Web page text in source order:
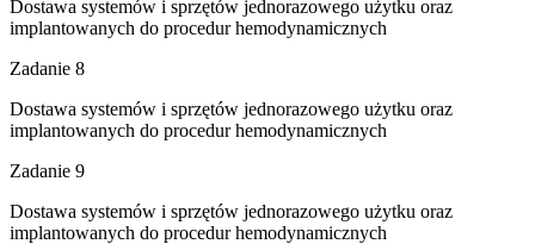
Dostawa systemów i sprzętów jednorazowego użytku oraz
implantowanych do procedur hemodynamicznych
Zadanie 8
Dostawa systemów i sprzętów jednorazowego użytku oraz
implantowanych do procedur hemodynamicznych
Zadanie 9
Dostawa systemów i sprzętów jednorazowego użytku oraz
implantowanych do procedur hemodynamicznych